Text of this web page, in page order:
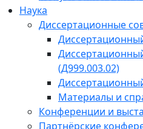
Наука
Диссертационные
(Д999.003.02)
Материалы и
Конференции и
Партнёрские